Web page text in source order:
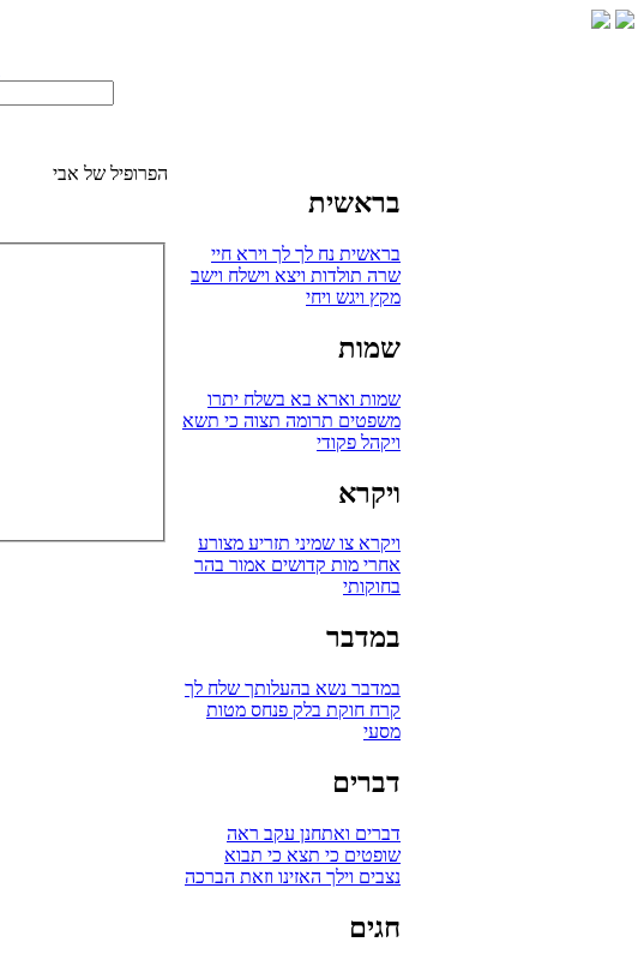
בראשית
בראשית נח לך לך וירא חיי
שרה תולדות ויצא וישלח וישב
מקץ ויגש ויחי
שמות
שמות וארא בא בשלח יתרו
משפטים תרומה תצוה כי תשא
ויקהל פקודי
ויקרא
ויקרא צו שמיני תזריע מצורע
אחרי מות קדושים אמור בהר
בחוקותי
במדבר
במדבר נשא בהעלותך שלח לך
קרח חוקת בלק פנחס מטות
מסעי
דברים
דברים ואתחנן עקב ראה
שופטים כי תצא כי תבוא
נצבים וילך האזינו וזאת הברכה
חגים
הפרופיל של אבי